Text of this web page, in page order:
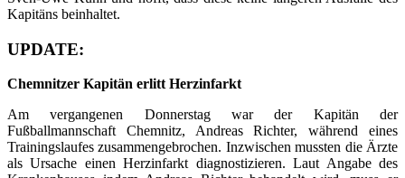
Kapitäns beinhaltet.
UPDATE:
Chemnitzer Kapitän erlitt Herzinfarkt
Am vergangenen Donnerstag war der Kapitän der
Fußballmannschaft Chemnitz, Andreas Richter, während eines
Trainingslaufes zusammengebrochen. Inzwischen mussten die Ärzte
als Ursache einen Herzinfarkt diagnostizieren. Laut Angabe des